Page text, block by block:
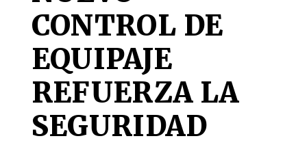
CONTROL DE
EQUIPAJE
REFUERZA LA
SEGURIDAD